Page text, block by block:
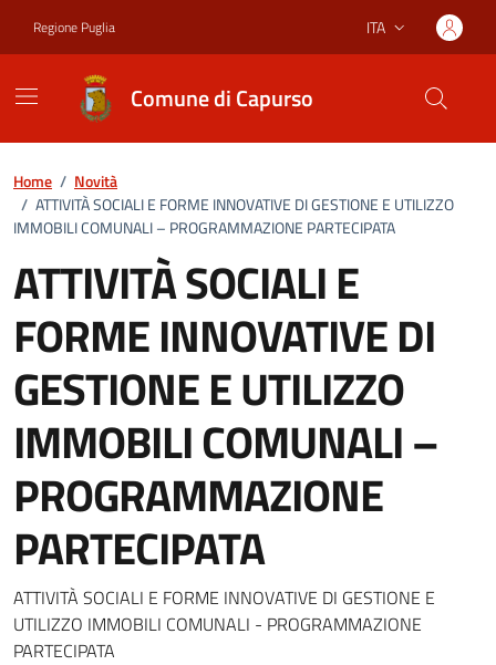
Regione Puglia Lingua attiva:
ITA
Comune di Capurso
Home / Novità
/ ATTIVITÀ SOCIALI E FORME INNOVATIVE DI GESTIONE E UTILIZZO
IMMOBILI COMUNALI – PROGRAMMAZIONE PARTECIPATA
ATTIVITÀ SOCIALI E
FORME INNOVATIVE DI
GESTIONE E UTILIZZO
IMMOBILI COMUNALI –
PROGRAMMAZIONE
PARTECIPATA
Dettagli della notizia
ATTIVITÀ SOCIALI E FORME INNOVATIVE DI GESTIONE E
UTILIZZO IMMOBILI COMUNALI - PROGRAMMAZIONE
PARTECIPATA